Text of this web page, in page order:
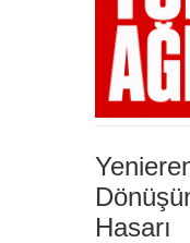
Hasarı